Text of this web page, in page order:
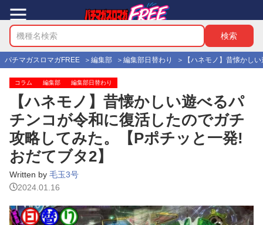
パチマガスロマガFREE 編集部 編集部日替わり 【ハネモノ】昔懐かし
コラム 編集部 編集部日替わり
【ハネモノ】昔懐かしい遊べるパ
チンコが令和に復活したのでガチ
攻略してみた。【Pポチッと一発!
おだてブタ2】
Written by 毛玉3号
2024.01.16